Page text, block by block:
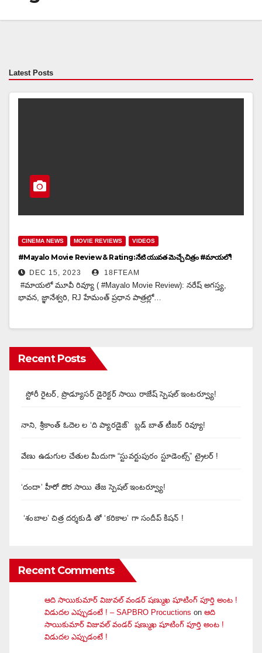
Latest Posts
CINEMA NEWS MOVIE REVIEWS VIDEOS
#Mayalo Movie Review & Rating: నేటి యువత మెచ్చే చిత్రం #మాయలో!
DEC 15, 2023 18FTEAM
#మాయలో మూవీ రివ్యూ ( #Mayalo Movie Review): నరేష్ అగస్త్య,
భావన, జ్ఞానేశ్వరి, RJ హేమంత్ ప్రధాన పాత్రల్లో…
Recent Posts
స్టోరీ రైటర్, ప్రొడ్యూసర్ డైరెక్టర్ సాయి రాజేష్ స్పెషల్ ఇంటర్వ్యూ!
నాని, శ్రీకాంత్ ఓదెల ల ‘ది ప్యారడైజ్’ బ్లడ్ బాత్ టీజర్ రివ్యూ!
వేణు ఉడుగుల చేతుల మీదుగా “స్టువర్టుపురం స్టూడెంట్స్” ట్రైలర్ !
‘దందా’ హీరో దొర సాయి తేజ స్పెషల్ ఇంటర్వ్యూ!
‘శంబాల’ చిత్ర దర్శకుడి తో ‘కరికాల’ గా సందీప్ కిషన్ !
Recent Comments
ఆది సాయికుమార్ విజువ‌ల్ వండ‌ర్ ష‌ణ్ముఖ షూటింగ్ పూర్తి అంట !
విడుదల ఎప్పుడంటే ! – SAPBRO Procuctions on ఆది
సాయికుమార్ విజువ‌ల్ వండ‌ర్ ష‌ణ్ముఖ షూటింగ్ పూర్తి అంట !
విడుదల ఎప్పుడంటే !